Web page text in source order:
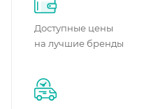
Доступные цены
на лучшие бренды